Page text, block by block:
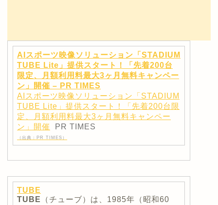
AIスポーツ映像ソリューション「STADIUM
TUBE Lite」提供スタート！「先着200台
限定、月額利用料最大3ヶ月無料キャンペー
ン」開催 – PR TIMES
AIスポーツ映像ソリューション「STADIUM
TUBE Lite」提供スタート！「先着200台限
定、月額利用料最大3ヶ月無料キャンペー
ン」開催
PR TIMES
（出典：PR TIMES）
TUBE
TUBE
（チューブ）は、1985年（昭和60